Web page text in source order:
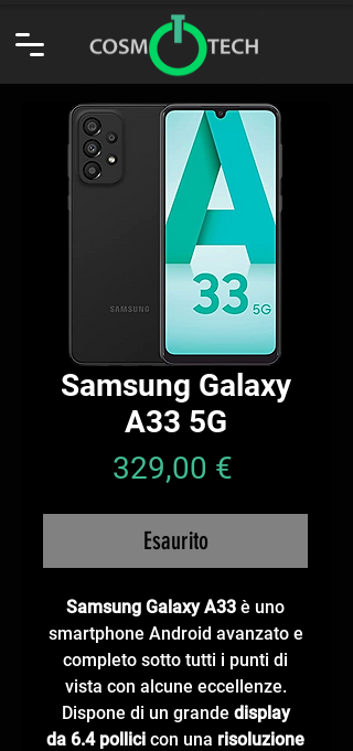
Samsung Galaxy
A33 5G
329,00 €
Esaurito
Samsung Galaxy A33 è uno
smartphone Android avanzato e
completo sotto tutti i punti di
vista con alcune eccellenze.
Dispone di un grande display
da 6.4 pollici con una risoluzione